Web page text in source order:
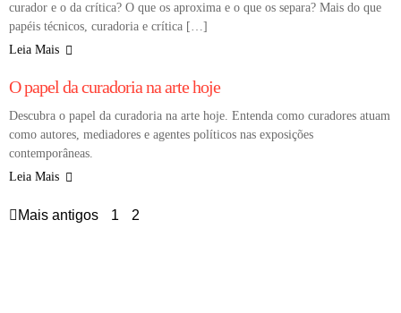
curador e o da crítica? O que os aproxima e o que os separa? Mais do que
papéis técnicos, curadoria e crítica […]
Leia Mais
COLUNA
O papel da curadoria na arte hoje
Descubra o papel da curadoria na arte hoje. Entenda como curadores atuam
como autores, mediadores e agentes políticos nas exposições
contemporâneas.
Leia Mais
Mais antigos 1 2